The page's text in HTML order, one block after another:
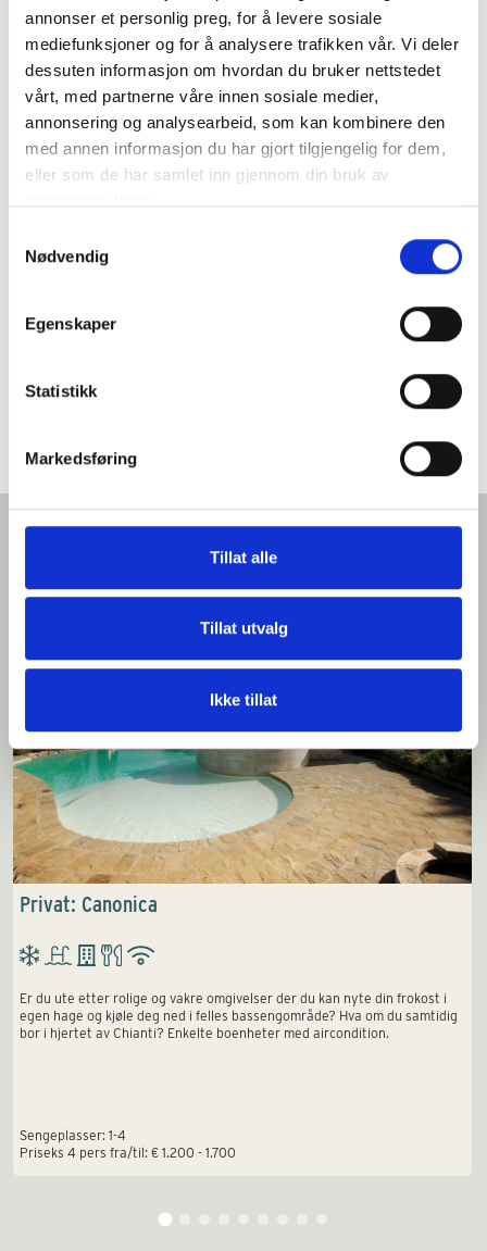
annonser et personlig preg, for å levere sosiale
mediefunksjoner og for å analysere trafikken vår. Vi deler
dessuten informasjon om hvordan du bruker nettstedet
vårt, med partnerne våre innen sosiale medier,
annonsering og analysearbeid, som kan kombinere den
med annen informasjon du har gjort tilgjengelig for dem,
eller som de har samlet inn gjennom din bruk av
Nødvendig
Egenskaper
Statistikk
Markedsføring
Tillat alle
Tillat utvalg
Ikke tillat
velutstyrt kjøkken, og en innbydende entré. Fra flere
av rommene og fellesområdene kan man gå direkte
ut til hagen, hvor gamle magnoliatrær gir skygge på
varme dager. Fra terrassen er det imponerende
panorama utsikt utover Lucca provisjen.
Uteområdet er privat og fredfullt og inkluderer et
komfort, tilbys måltider – inkludert full, toskansk
middag laget med lokale råvarer – på forespørsel.
Ved større selskaper kan villaen kombineres med
andre villaer på gården for å huse opptil ca. 60
Utsikt
Vifte i alle soverom
WIFI
Vi tror du vil like dette
Privat: Canonica
Er du ute etter rolige og vakre omgivelser der du kan nyte din frokost i
egen hage og kjøle deg ned i felles bassengområde? Hva om du samtidig
bor i hjertet av Chianti? Enkelte boenheter med aircondition.
Sengeplasser: 1-4
Priseks 4 pers fra/til: € 1.200 - 1.700